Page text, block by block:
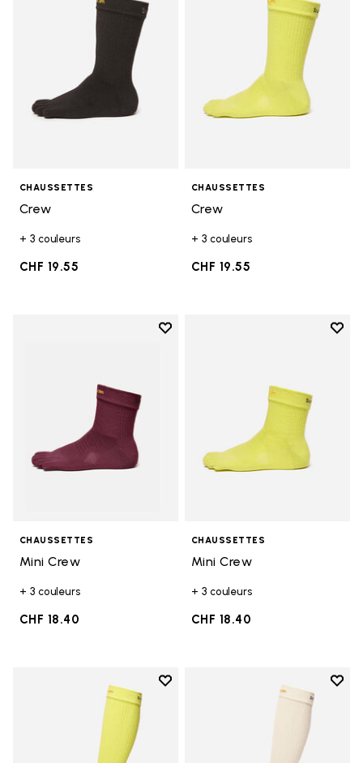
CHAUSSETTES
Crew
+ 3 couleurs
CHF 19.55
CHAUSSETTES
Crew
+ 3 couleurs
CHF 19.55
Add to wishlist
CHAUSSETTES
Mini Crew
+ 3 couleurs
CHF 18.40
Add
CHAUSSETTES
Mini Crew
+ 3 couleurs
CHF 18.40
Add to wishlist
Add to wishlist High Crew
Add